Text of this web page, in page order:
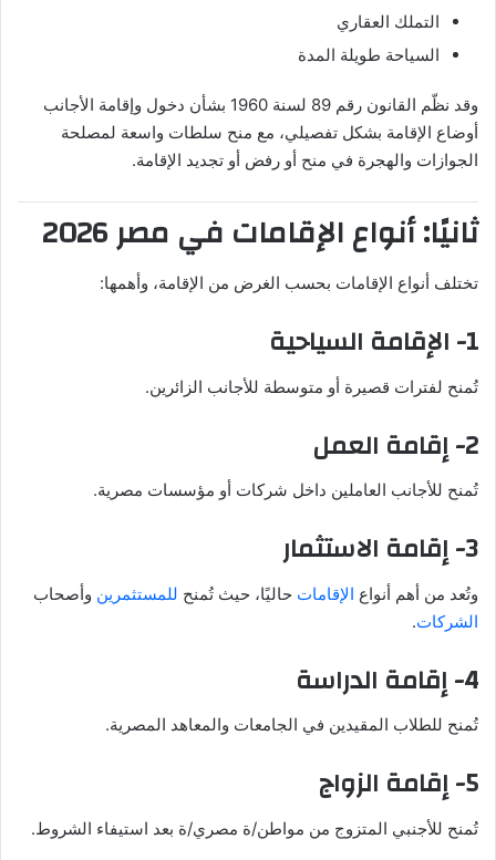
التملك العقاري
السياحة طويلة المدة
وقد نظّم القانون رقم 89 لسنة 1960 بشأن دخول وإقامة الأجانب
أوضاع الإقامة بشكل تفصيلي، مع منح سلطات واسعة لمصلحة
الجوازات والهجرة في منح أو رفض أو تجديد الإقامة.
ثانيًا: أنواع الإقامات في مصر 2026
تختلف أنواع الإقامات بحسب الغرض من الإقامة، وأهمها:
1- الإقامة السياحية
تُمنح لفترات قصيرة أو متوسطة للأجانب الزائرين.
2- إقامة العمل
تُمنح للأجانب العاملين داخل شركات أو مؤسسات مصرية.
3- إقامة الاستثمار
وتُعد من أهم أنواع الإقامات حاليًا، حيث تُمنح للمستثمرين وأصحاب
الشركات.
4- إقامة الدراسة
تُمنح للطلاب المقيدين في الجامعات والمعاهد المصرية.
5- إقامة الزواج
تُمنح للأجنبي المتزوج من مواطن/ة مصري/ة بعد استيفاء الشروط.